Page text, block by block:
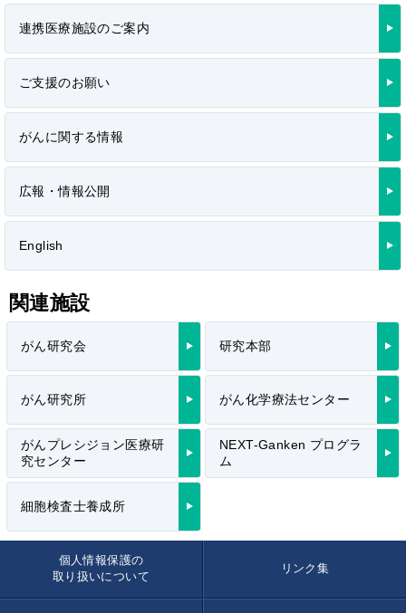
連携医療施設のご案内
ご支援のお願い
がんに関する情報
広報・情報公開
English
関連施設
がん研究会 研究本部
がん研究所 がん化学療法センター
がんプレシジョン医療研
究センター
NEXT-Ganken プログラ
ム
細胞検査士養成所
個人情報保護の
取り扱いについて
リンク集